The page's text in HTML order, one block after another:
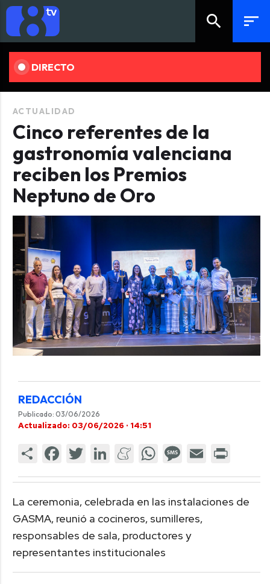
search sort
DIRECTO
ACTUALIDAD
Cinco referentes de la
gastronomía valenciana
reciben los Premios
Neptuno de Oro
REDACCIÓN
Publicado: 03/06/2026
Actualizado: 03/06/2026 · 14:51
La ceremonia, celebrada en las instalaciones de
GASMA, reunió a cocineros, sumilleres,
responsables de sala, productores y
representantes institucionales